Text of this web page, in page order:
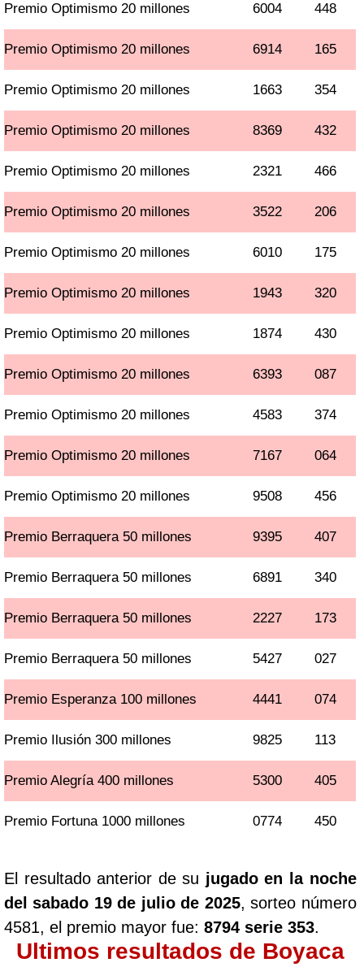
Premio Optimismo 20 millones 6004 448
Premio Optimismo 20 millones 6914 165
Premio Optimismo 20 millones 1663 354
Premio Optimismo 20 millones 8369 432
Premio Optimismo 20 millones 2321 466
Premio Optimismo 20 millones 3522 206
Premio Optimismo 20 millones 6010 175
Premio Optimismo 20 millones 1943 320
Premio Optimismo 20 millones 1874 430
Premio Optimismo 20 millones 6393 087
Premio Optimismo 20 millones 4583 374
Premio Optimismo 20 millones 7167 064
Premio Optimismo 20 millones 9508 456
Premio Berraquera 50 millones 9395 407
Premio Berraquera 50 millones 6891 340
Premio Berraquera 50 millones 2227 173
Premio Berraquera 50 millones 5427 027
Premio Esperanza 100 millones 4441 074
Premio Ilusión 300 millones 9825 113
Premio Alegría 400 millones 5300 405
Premio Fortuna 1000 millones 0774 450
El resultado anterior de su jugado en la noche
del sabado 19 de julio de 2025, sorteo número
4581, el premio mayor fue: 8794 serie 353.
Ultimos resultados de Boyaca